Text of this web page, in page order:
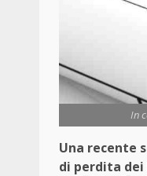
In
Una recente
di perdita